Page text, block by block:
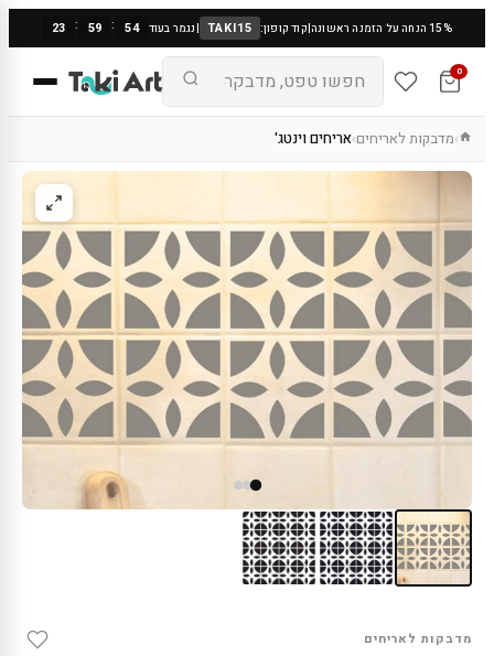
15% הנחה על הזמנה ראשונה |קוד קופון: TAKI15
|נגמר בעוד 23 : 59 : 53
0
›מדבקות לאריחים›אריחים וינטג'
מדבקות לאריחים